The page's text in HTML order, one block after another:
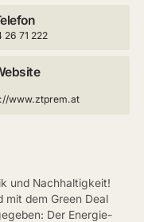
26 71 222
www.ztprem.at
und Nachhaltigkeit!
mit dem Green Deal
Der Energie-